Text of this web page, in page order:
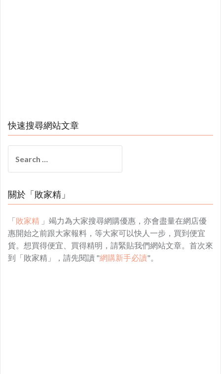
快速搜尋網站文章
for:
關於「敗家精」
「敗家精 」竭力為大家搜尋網購優惠，亦會盡量在網店優
惠開始之前跟大家報料，等大家可以快人一步，買到便宜
貨。想買得便宜、買得精明，請緊貼我們網站文章。首次來
到「敗家精」，請先閱讀 "網購新手必讀"。